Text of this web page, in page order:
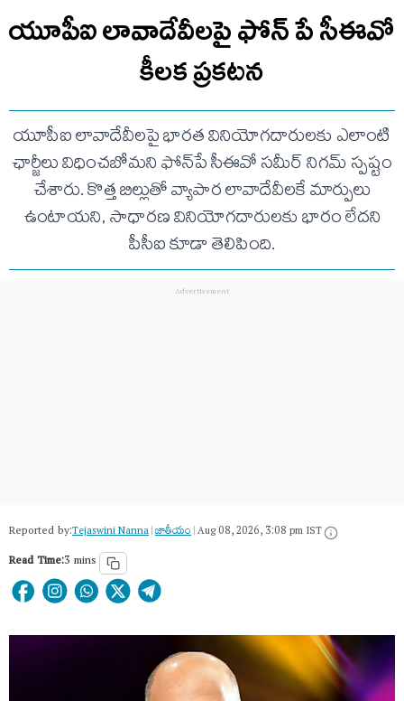
యూపీఐ లావాదేవీలపై ఫోన్ పే సీఈవో
కీలక ప్రకటన
యూపీఐ లావాదేవీలపై భారత వినియోగదారులకు ఎలాంటి
ఛార్జీలు విధించబోమని ఫోన్‌పే సీఈవో సమీర్ నిగమ్ స్పష్టం
చేశారు. కొత్త బిల్లుతో వ్యాపార లావాదేవీలకే మార్పులు
ఉంటాయని, సాధారణ వినియోగదారులకు భారం లేదని
పీసీఐ కూడా తెలిపింది.
Reported by:Tejaswini Nanna|జాతీయం|Aug 08, 2026, 3:08 pm IST
Read Time:3 mins